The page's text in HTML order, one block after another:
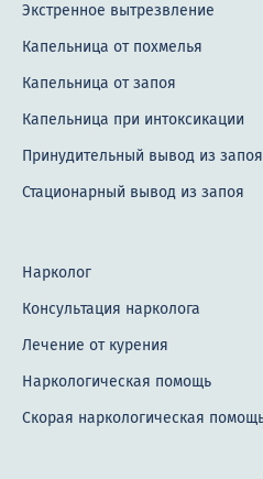
Экстренное вытрезвление
Капельница от похмелья
Капельница от запоя
Капельница при интоксикации
Принудительный вывод из запоя
Стационарный вывод из запоя
Нарколог
Консультация нарколога
Лечение от курения
Наркологическая помощь
Скорая наркологическая